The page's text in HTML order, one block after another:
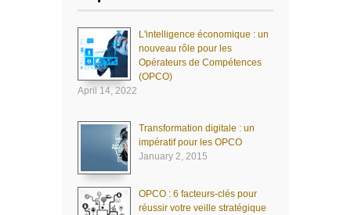
L'intelligence économique : un
nouveau rôle pour les
Opérateurs de Compétences
(OPCO)
April 14, 2022
Transformation digitale : un
impératif pour les OPCO
January 2, 2015
OPCO : 6 facteurs-clés pour
réussir votre veille stratégique